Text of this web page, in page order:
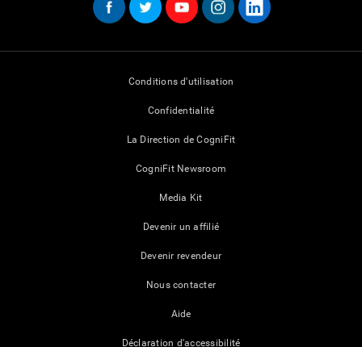
Conditions d'utilisation
Confidentialité
La Direction de CogniFit
CogniFit Newsroom
Media Kit
Devenir un affilié
Devenir revendeur
Nous contacter
Aide
Déclaration d'accessibilité